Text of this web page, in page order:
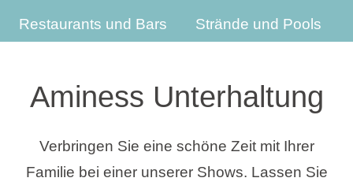
Marken
Blogs
Restaurants und Bars Strände und Pools
Aminess Unterhaltung
Verbringen Sie eine schöne Zeit mit Ihrer
Familie bei einer unserer Shows. Lassen Sie